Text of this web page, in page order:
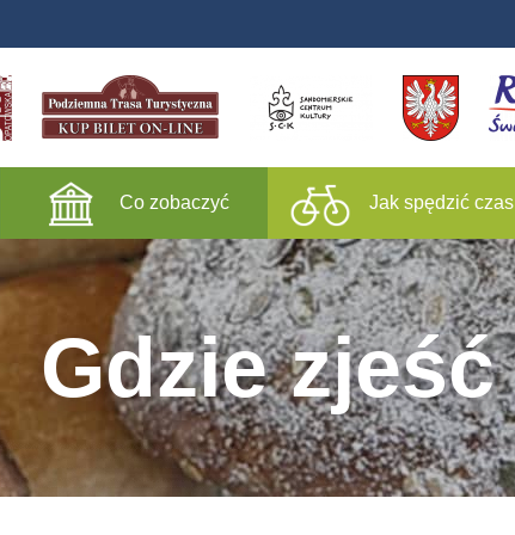
Co zobaczyć Jak spędzić czas
Gdzie zjeść